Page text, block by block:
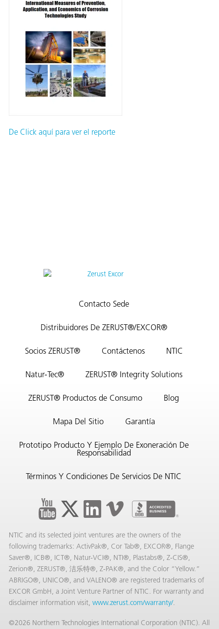
De Click aquí para ver el reporte
Contacto Sede
Distribuidores De ZERUST®/EXCOR®
Socios ZERUST® Contáctenos NTIC
Natur-Tec® ZERUST® Integrity Solutions
ZERUST® Productos de Consumo Blog
Mapa Del Sitio Garantía
Prototipo Producto Y Ejemplo De Exoneración De
Responsabilidad
Términos Y Condiciones De Servicios De NTIC
NTIC and its selected joint ventures are the owners of the
following trademarks: ActivPak®, Cor Tab®, EXCOR®, Flange
Saver®, ICB®, ICT®, Natur-VCI®, NTI®, Plastabs®, Z-CIS®,
Zerion®, ZERUST®, 洁乐特®, Z-PAK®, and the Color “Yellow.”
ABRIGO®, UNICO®, and VALENO® are registered trademarks of
EXCOR GmbH, a Joint Venture Partner of NTIC. For warranty and
disclaimer information visit, www.zerust.com/warranty/.
©2026 Northern Technologies International Corporation (NTIC). All